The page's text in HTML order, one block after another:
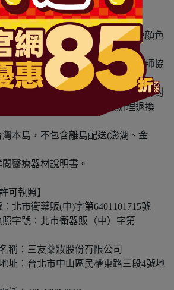
品為準。
換期，依實際收到商品為準。
際試色、試用後再行購買，避免顏色
狀。
適或非預期反應，請尋求專業醫師協
產品屬於私人消耗性產品，如已拆封
狀、商品外盒損壞恕無法辦理退換
本島，不包含離島配送(澎湖、金
醫療器材說明書。
可執照】
北市衛藥販(中)字第6401101715號
字號：北市衛器販（中）字第
稱：三友藥妝股份有限公司
址：台北市中山區民權東路三段4號地